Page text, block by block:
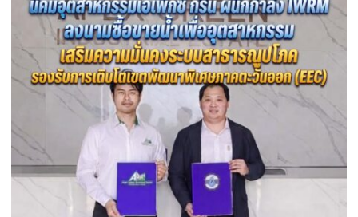
พา
แม่
เที่ยว
ปัญหา
ผู้
เร่ร่อน
สร้าง
ความ